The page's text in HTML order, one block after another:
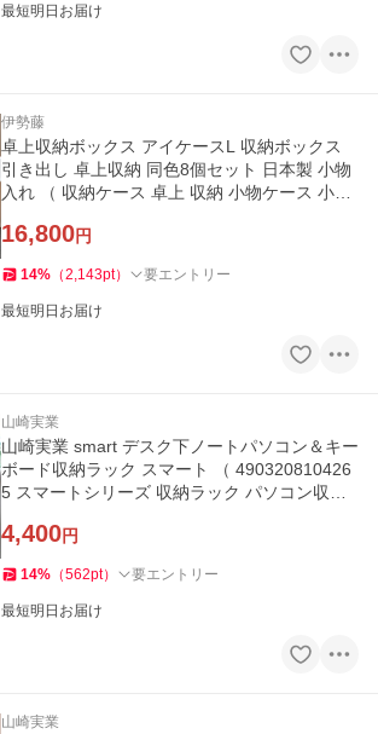
最短明日お届け
伊勢藤
卓上収納ボックス アイケースL 収納ボックス
引き出し 卓上収納 同色8個セット 日本製 小物
入れ （ 収納ケース 卓上 収納 小物ケース 小物
16,800円
14% （2,143pt） 要エントリー
最短明日お届け
山崎実業
山崎実業 smart デスク下ノートパソコン＆キー
ボード収納ラック スマート （ 490320810426
5 スマートシリーズ 収納ラック パソコン収納
4,400円
14% （562pt） 要エントリー
最短明日お届け
山崎実業